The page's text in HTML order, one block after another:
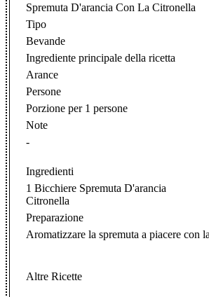
Spremuta D'arancia Con La Citronella
Tipo
Bevande
Ingrediente principale della ricetta
Arance
Persone
Porzione per 1 persone
Note
-
Ingredienti
1 Bicchiere Spremuta D'arancia
Citronella
Preparazione
Aromatizzare la spremuta a piacere con
Altre Ricette